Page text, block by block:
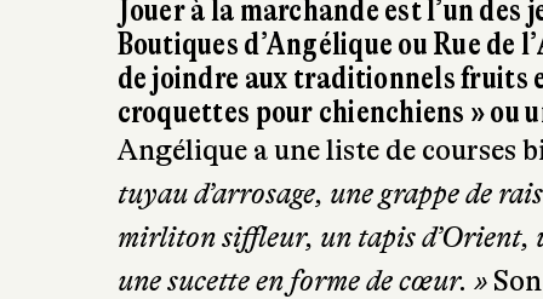
Jouer à la marchande est l’un
Boutiques d’Angélique ou Rue de
de joindre aux traditionnels fruits
croquettes pour chienchiens » ou
Angélique a une liste de courses
tuyau d’arrosage, une grappe de
mirliton siffleur, un tapis d’Orient,
une sucette en forme de cœur. »Son